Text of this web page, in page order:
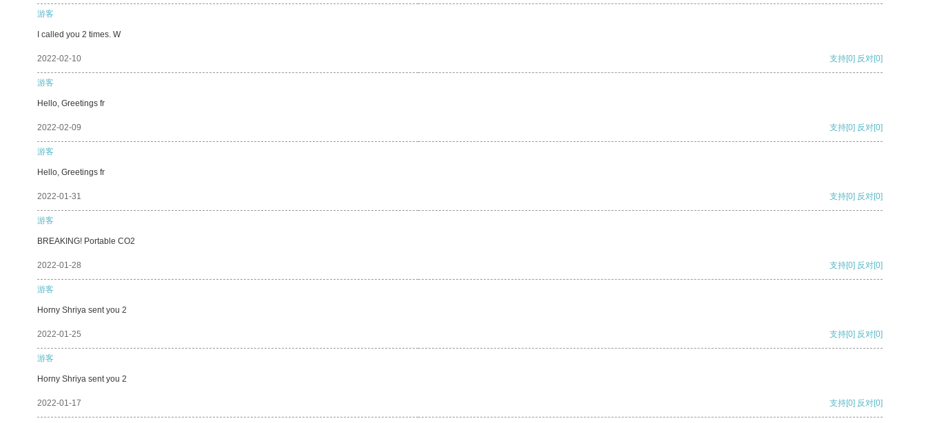
游客
I called you 2 times. W
2022-02-10 支持[0] 反对[0]
游客
Hello, Greetings fr
2022-02-09 支持[0] 反对[0]
游客
Hello, Greetings fr
2022-01-31 支持[0] 反对[0]
游客
BREAKING! Portable CO2
2022-01-28 支持[0] 反对[0]
游客
Horny Shriya sent you 2
2022-01-25 支持[0] 反对[0]
游客
Horny Shriya sent you 2
2022-01-17 支持[0] 反对[0]